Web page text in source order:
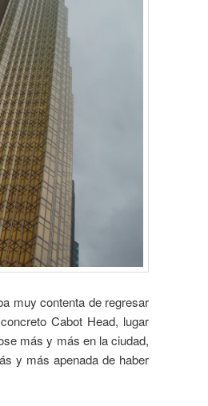
muy contenta de regresar
Cabot Head, lugar
más y más en la ciudad,
y más apenada de haber